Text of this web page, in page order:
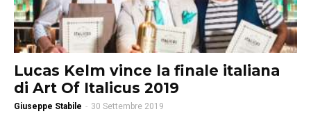
Lucas Kelm vince la finale italiana
di Art Of Italicus 2019
Giuseppe Stabile - 30 Settembre 2019